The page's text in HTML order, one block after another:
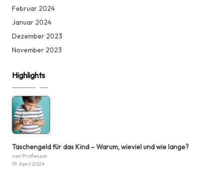
Februar 2024
Januar 2024
Dezember 2023
November 2023
Highlights
Taschengeld für das Kind – Warum, wieviel und wie lange?
von Professor
19. April 2024